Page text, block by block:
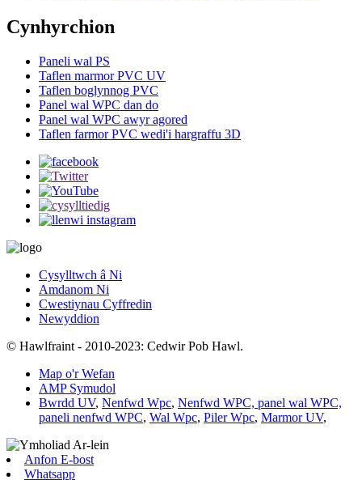
Cynhyrchion
Paneli wal PS
Taflen marmor PVC UV
Taflen boglynnog PVC
Panel wal WPC dan do
Panel wal WPC awyr agored
Taflen farmor PVC wedi'i hargraffu 3D
Cysylltwch â Ni
Amdanom Ni
Cwestiynau Cyffredin
Newyddion
© Hawlfraint - 2010-2023: Cedwir Pob Hawl.
Map o'r Wefan
AMP Symudol
Bwrdd UV, Nenfwd Wpc, Nenfwd WPC, panel wal WPC,
paneli nenfwd WPC, Wal Wpc, Piler Wpc, Marmor UV,
Anfon E-bost
Whatsapp